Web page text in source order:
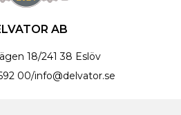
AB
18/241 38 Eslöv
00/info@delvator.se